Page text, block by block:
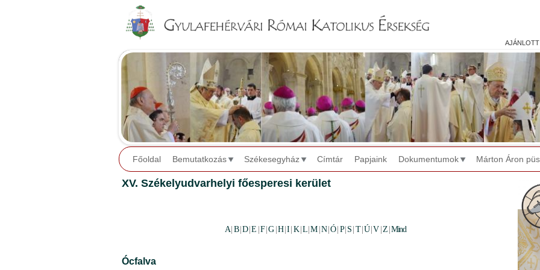
ajánlott
Főoldal Bemutatkozás Székesegyház Címtár Papjaink Dokumentumok Márton Áron
XV. Székelyudvarhelyi főesperesi kerület
A B |D |E F |G H |I K L |M N |Ó P| S T Ú |V Z |Mind
Ócfalva